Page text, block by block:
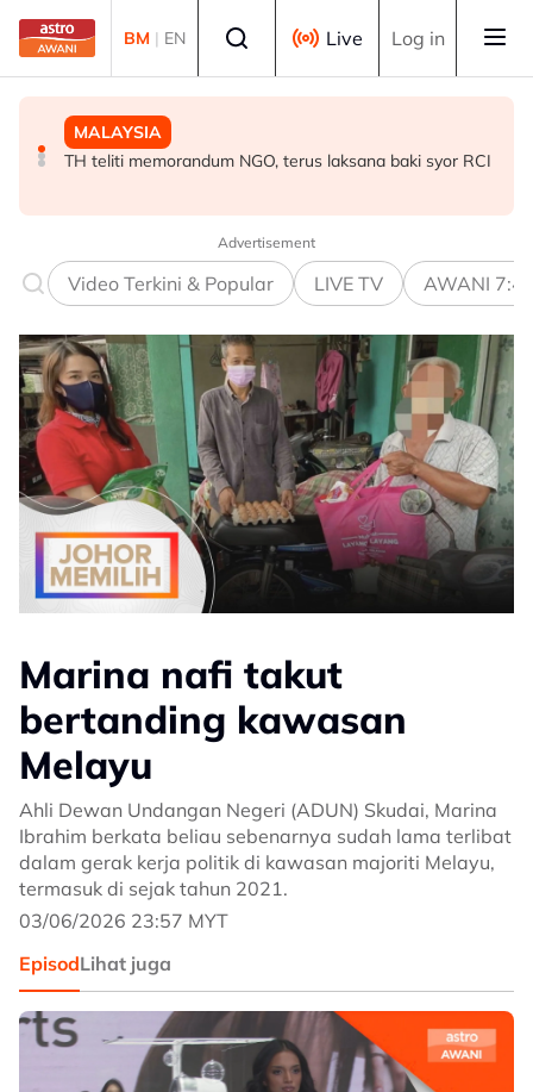
Skip to main content
BM | EN Live Log in
MALAYSIA
TH teliti memorandum NGO, terus laksana baki syor RCI
BISNES
Ringgit ditutup rendah berbanding dolar AS menjelang
POLITIK
BN cari formula elak perpecahan undi Melayu - Razlan
Advertisement
Video Terkini & Popular LIVE TV AWANI
Marina nafi takut
bertanding kawasan
Melayu
Ahli Dewan Undangan Negeri (ADUN) Skudai, Marina
Ibrahim berkata beliau sebenarnya sudah lama terlibat
dalam gerak kerja politik di kawasan majoriti Melayu,
termasuk di sejak tahun 2021.
03/06/2026 23:57 MYT
EpisodLihat juga